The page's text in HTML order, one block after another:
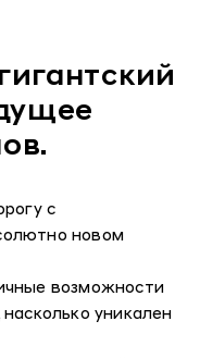
с
новом
возможности
уникален